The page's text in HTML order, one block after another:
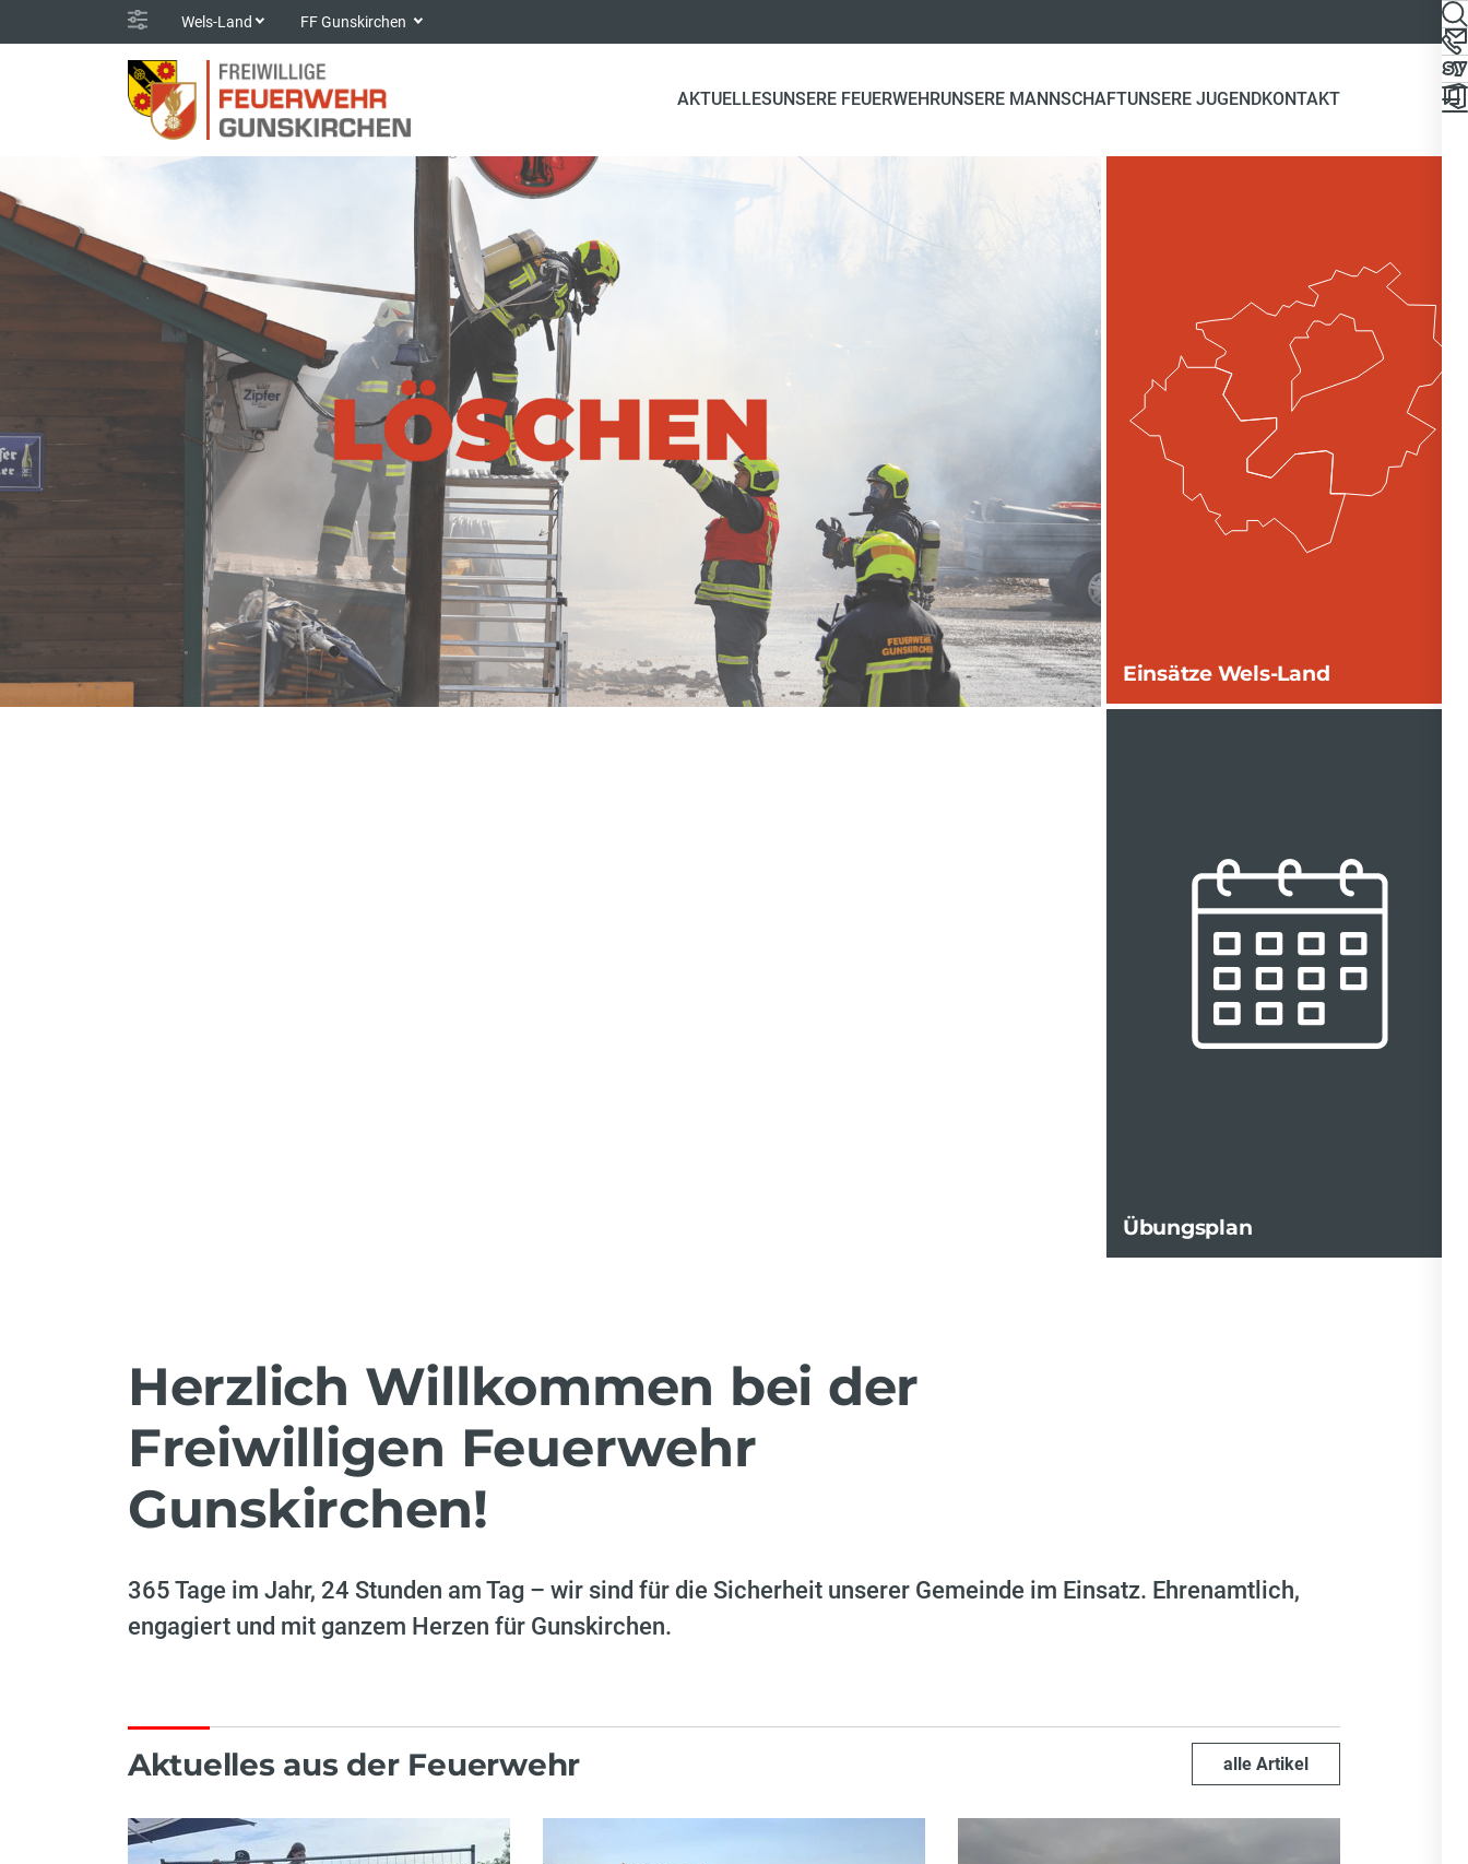
Wels-Land FF Gunskirchen
AKTUELLESUNSERE FEUERWEHRUNSERE MANNSCHAFTUNSERE JUGENDKONTAKT
Einsätze Wels-Land
Übungsplan
Herzlich Willkommen bei der
Freiwilligen Feuerwehr
Gunskirchen!
365 Tage im Jahr, 24 Stunden am Tag – wir sind für die Sicherheit unserer Gemeinde im Einsatz. Ehrenamtlich,
engagiert und mit ganzem Herzen für Gunskirchen.
Aktuelles aus der Feuerwehr alle Artikel